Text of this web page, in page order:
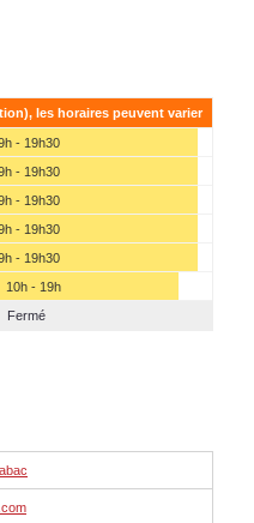
les horaires peuvent varier
- 19h30
- 19h30
- 19h30
- 19h30
- 19h30
10h - 19h
Fermé